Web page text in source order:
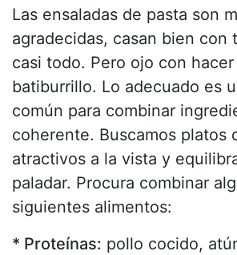
Las ensaladas de pasta son
agradecidas, casan bien con
casi todo. Pero ojo con hacer
batiburrillo. Lo adecuado es
común para combinar
coherente. Buscamos platos
atractivos a la vista y
paladar. Procura combinar
siguientes alimentos:
* Proteínas: pollo cocido,